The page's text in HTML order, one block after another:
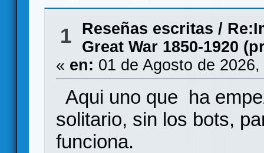
1 Reseñas escritas /
Great War 1850-1920
« en: 01 de Agosto de
Aqui uno que ha
solitario, sin los bots,
funciona.